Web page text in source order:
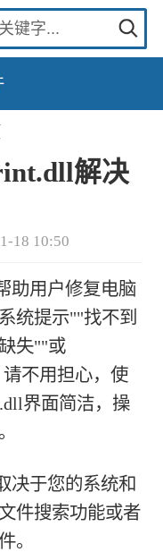
解决
18 10:50
助用户修复电脑
统提示""找不到
失""或
不用担心，使
界面简洁，操
决于您的系统和
件搜索功能或者
。